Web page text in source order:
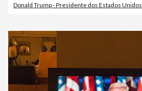
Donald Trump - Presidente dos Estados Unidos